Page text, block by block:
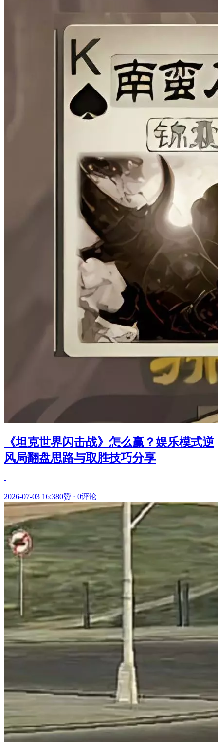
《坦克世界闪击战》怎么赢？娱乐模式逆
风局翻盘思路与取胜技巧分享
-
2026-07-03 16:380赞 · 0评论